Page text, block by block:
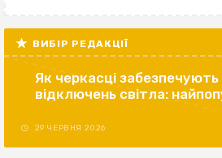
ВИБІР РЕДАКЦІЇ
Як черкасці забезпечують
відключень світла:
29 ЧЕРВНЯ 2026